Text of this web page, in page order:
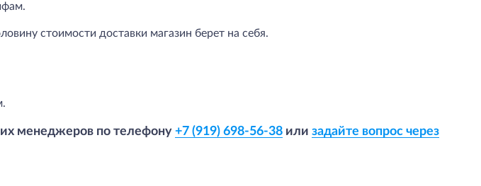
стоимости доставки магазин берет на себя.
менеджеров по телефону +7 (919) 698-56-38 или задайте вопрос через